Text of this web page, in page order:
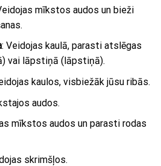
mīkstos audos un bieži
: Veidojas kaulā, parasti atslēgas
vai lāpstiņā (lāpstiņā).
kaulos, visbiežāk jūsu ribās.
audos.
mīkstos audos un parasti rodas
skrimšļos.